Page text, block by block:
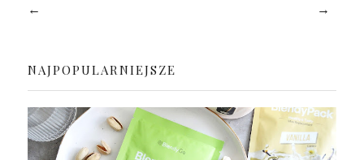
← →
NAJPOPULARNIEJSZE